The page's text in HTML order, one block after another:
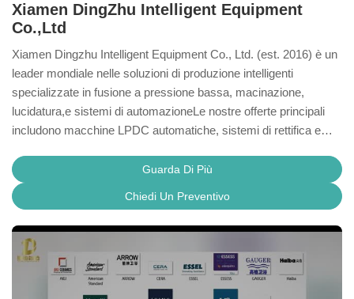
Xiamen DingZhu Intelligent Equipment
Co.,Ltd
Xiamen Dingzhu Intelligent Equipment Co., Ltd. (est. 2016) è un
leader mondiale nelle soluzioni di produzione intelligenti
specializzate in fusione a pressione bassa, macinazione,
lucidatura,e sistemi di automazioneLe nostre offerte principali
includono macchine LPDC automatiche, sistemi di rettifica e
linee di produzione chiavi in mano, al servizio di industrie come
la colata del contatore d'acqua,serrature di porta, ricambi auto
Guarda Di Più
Chiedi Un Preventivo